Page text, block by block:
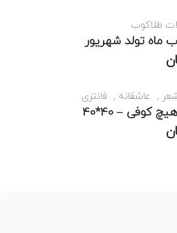
طلاکوب
ماه تولد شهریور
عاشقانه فانتزی
کوفی – 40*40